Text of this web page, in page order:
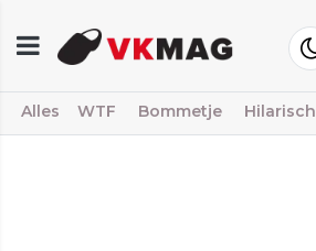
Alles WTF Bommetje Hilarisch